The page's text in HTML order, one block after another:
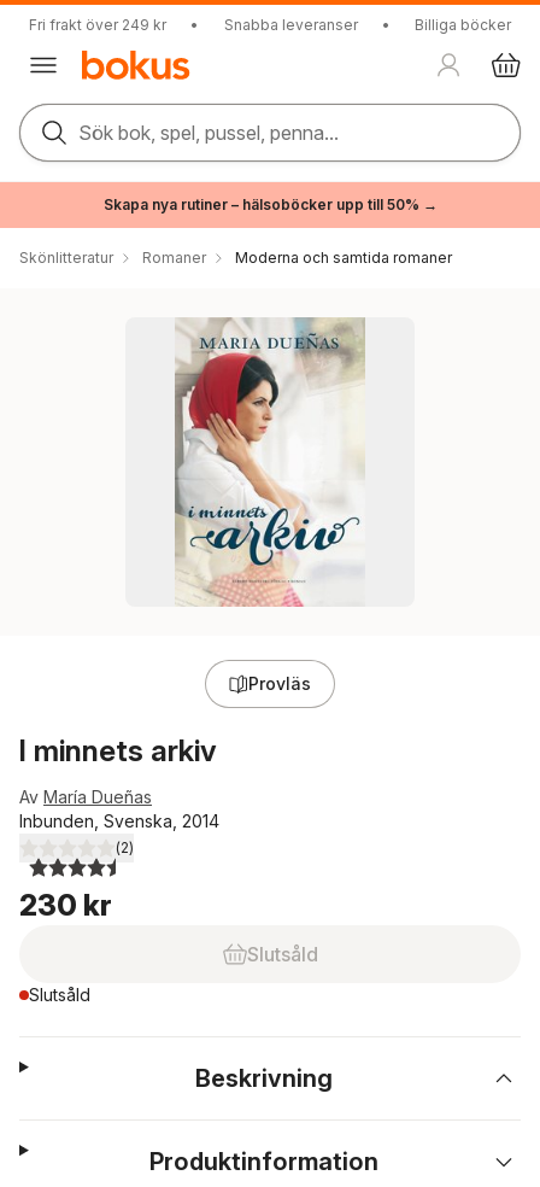
Fri frakt över 249 kr • Snabba leveranser • Billiga böcker
Sök bok, spel, pussel, penna...
Skapa nya rutiner – hälsoböcker upp till 50% →
Skönlitteratur Romaner Moderna och samtida romaner
Provläs
I minnets arkiv
Av María Dueñas
Inbunden, Svenska, 2014
4,5utav 5 stjärnor. Totalt antal röster:
(2)
230 kr
Slutsåld
Slutsåld
Beskrivning
Produktinformation